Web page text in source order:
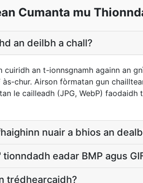
Cumanta mu
an deilbh a chall?
cuiridh an t-ionnsgnamh againn an
chur. Airson fòrmatan gun
le cailleadh (JPG, WebP) faodaidh
nuair a bhios an
eadar BMP agus
trédhearcaidh?